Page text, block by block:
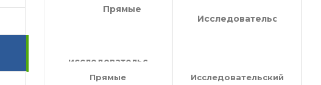
Прямые
Исследовательский